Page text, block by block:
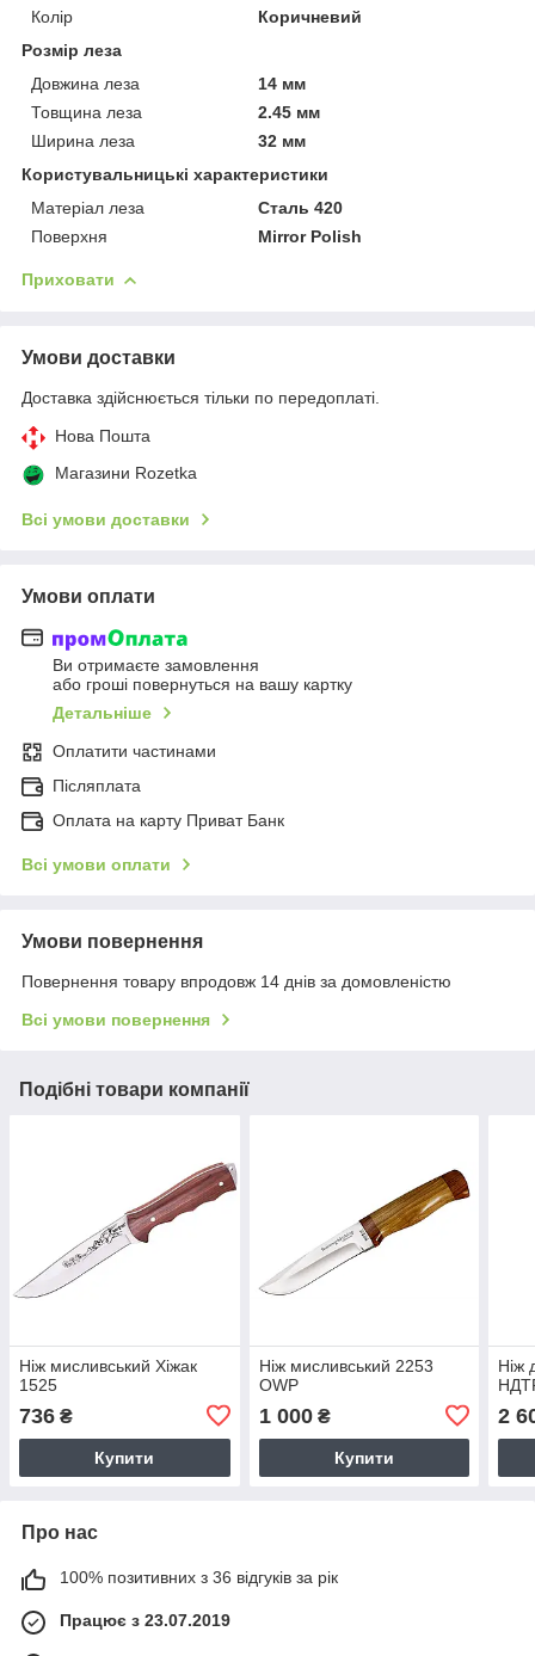
Колір
Коричневий
Розмір леза
Довжина леза
14 мм
Товщина леза
2.45 мм
Ширина леза
32 мм
Користувальницькі характеристики
Матеріал леза
Сталь 420
Поверхня
Mirror Polish
Приховати
Умови доставки
Доставка здійснюється тільки по передоплаті.
Нова Пошта
Магазини Rozetka
Всі умови доставки
Умови оплати
Ви отримаєте замовлення
або гроші повернуться на вашу картку
Детальніше
Оплатити частинами
Післяплата
Оплата на карту Приват Банк
Всі умови оплати
Умови повернення
Повернення товару впродовж 14 днів за домовленістю
Всі умови повернення
Подібні товари компанії
Ніж мисливський Хіжак
1525
736 ₴
Купити
Ніж мисливський 2253
OWP
1 000₴
Купити
Ніж
2
Про нас
100% позитивних з 36 відгуків за рік
Працює з 23.07.2019